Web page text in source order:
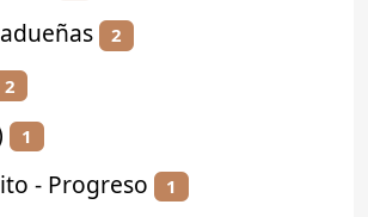
2
2
1
- Progreso 1